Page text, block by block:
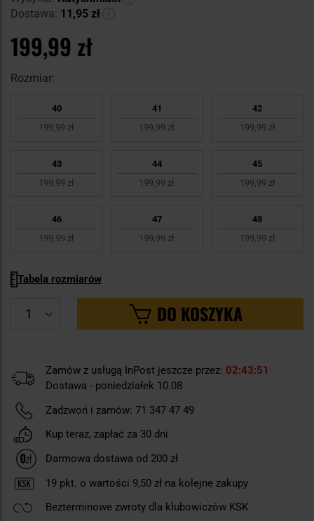
Dostawa: 11,95 zł
199,99 zł
Rozmiar:
40
199,99 zł
41
199,99 zł
42
199,99 zł
43
199,99 zł
44
199,99 zł
45
199,99 zł
46
199,99 zł
47
199,99 zł
48
199,99 zł
Tabela rozmiarów
DO KOSZYKA
Zamów z usługą InPost jeszcze przez: 02 43 51
Dostawa - poniedziałek 10.08
Zadzwoń i zamów: 71 347 47 49
Kup teraz, zapłać za 30 dni
Darmowa dostawa od 200 zł
19 pkt. o wartości 9,50 zł na kolejne zakupy
Bezterminowe zwroty dla klubowiczów KSK